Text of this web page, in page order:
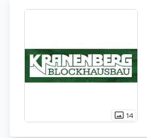
photo_size_select_actual 14